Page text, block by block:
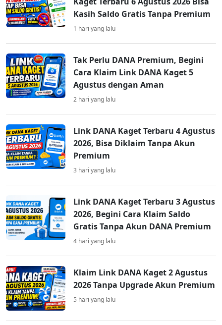
Kasih Saldo Gratis Tanpa Premium
1 hari yang lalu
Tak Perlu DANA Premium, Begini
Cara Klaim Link DANA Kaget 5
Agustus dengan Aman
2 hari yang lalu
Link DANA Kaget Terbaru 4 Agustus
2026, Bisa Diklaim Tanpa Akun
Premium
3 hari yang lalu
Link DANA Kaget Terbaru 3 Agustus
2026, Begini Cara Klaim Saldo
Gratis Tanpa Akun DANA Premium
4 hari yang lalu
Klaim Link DANA Kaget 2 Agustus
2026 Tanpa Upgrade Akun Premium
5 hari yang lalu